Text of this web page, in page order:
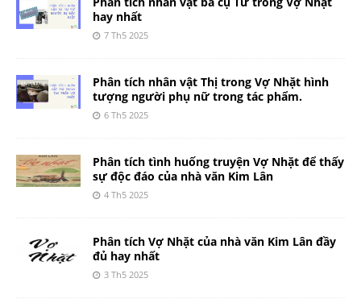
hay nhất
7 Th5 2025
Phân tích nhân vật Thị trong Vợ Nhặt hình
tượng người phụ nữ trong tác phẩm.
6 Th5 2025
Phân tích tình huống truyện Vợ Nhặt để thấy
sự độc đáo của nhà văn Kim Lân
4 Th5 2025
Phân tích Vợ Nhặt của nhà văn Kim Lân đầy
đủ hay nhất
3 Th5 2025